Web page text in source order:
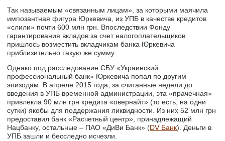
Так называемым «связанным лицам», за которыми маячила
импозантная фигура Юркевича, из УПБ в качестве кредитов
«слили» почти 600 млн грн. Впоследствии Фонду
гарантирования вкладов за счет налогоплательщиков
пришлось возместить вкладчикам банка Юркевича
приблизительно такую же сумму.
Однако под расследование СБУ «Украинский
профессиональный банк» Юркевича попал по другим
эпизодам. В апреле 2015 года, за считанные недели до
введения в УПБ временной администрации, эта «прачечная»
привлекла 90 млн грн кредита «овернайт» (то есть, на одни
сутки) якобы для поддержания ликвидности. Из них 52 млн грн
предоставил банк «Расчетный центр», принадлежащий
Нацбанку, остальные – ПАО «ДиВи Банк» (DV Банк). Деньги в
УПБ зашли и бесследно исчезли.